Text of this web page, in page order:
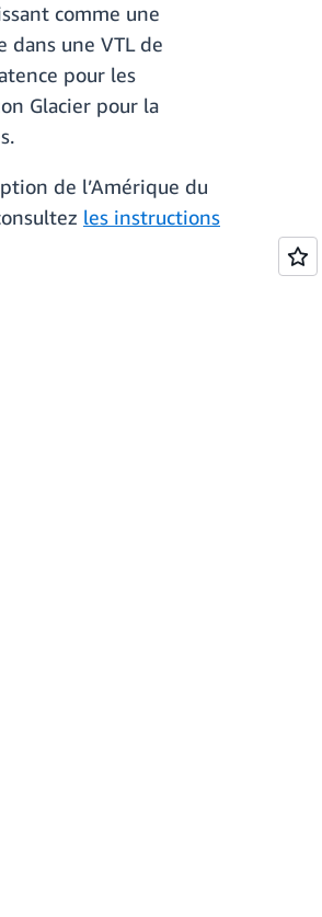
comme une
dans une VTL de
pour les
Glacier pour la
de l’Amérique du
les instructions